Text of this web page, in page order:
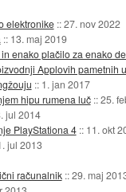
elektronike ::27. nov 2022
:: 13. maj 2019
enako plačilo za enako
Applovih pametnih
:: 1. jan 2017
hipu rumena luč ::25.
jul 2014
PlayStationa 4 :: 11. okt
jul 2013
računalnik ::29. maj